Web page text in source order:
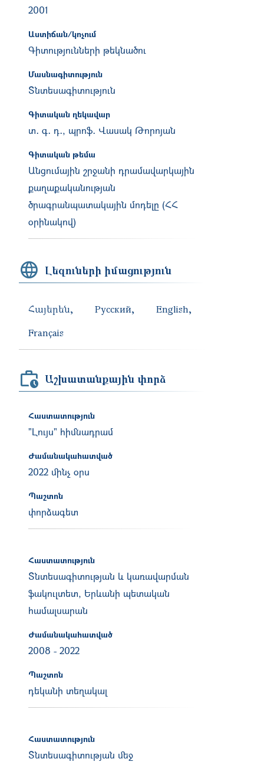
2001
Աստիճան/կոչում
Գիտությունների թեկնածու
Մասնագիտություն
Տնտեսագիտություն
Գիտական ղեկավար
տ․ գ․ դ․, պրոֆ․ Վասակ Թորոյան
Գիտական թեմա
Անցումային շրջանի դրամավարկային
քաղաքականության
ծրագրանպատակային մոդելը (ՀՀ
օրինակով)
Լեզուների իմացություն
Հայերեն Русский
English
Français
Աշխատանքային փորձ
Հաստատություն
"Լույս" հիմնադրամ
Ժամանակահատված
2022 մինչ օրս
Պաշտոն
փորձագետ
Հաստատություն
Տնտեսագիտության և կառավարման
ֆակուլտետ, Երևանի պետական
համալսարան
Ժամանակահատված
2008 - 2022
Պաշտոն
դեկանի տեղակալ
Հաստատություն
Տնտեսագիտության մեջ